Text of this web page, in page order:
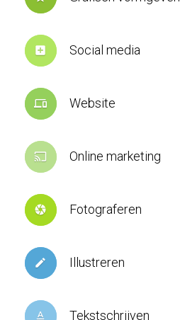
add_box Social media
devices Website
cast Online marketing
camera Fotograferen
create Illustreren
text_format Tekstschrijven